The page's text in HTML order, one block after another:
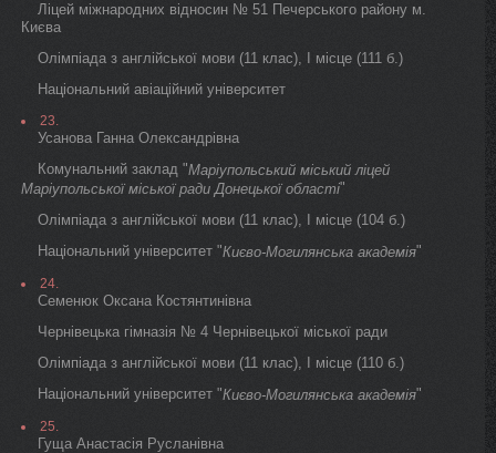
Ліцей міжнародних відносин № 51 Печерського району м.
Києва
Олімпіада з англійської мови (11 клас), I місце (111 б.)
Національний авіаційний університет
23.
Усанова Ганна Олександрівна
Комунальний заклад "Маріупольський міський ліцей
Маріупольської міської ради Донецької області"
Олімпіада з англійської мови (11 клас), I місце (104 б.)
Національний університет "Києво-Могилянська академія"
24.
Семенюк Оксана Костянтинівна
Чернівецька гімназія № 4 Чернівецької міської ради
Олімпіада з англійської мови (11 клас), I місце (110 б.)
Національний університет "Києво-Могилянська академія"
25.
Гуща Анастасія Русланівна